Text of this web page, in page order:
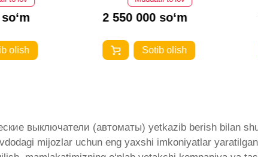
olish
2 550 000 so‘m
Sotib olish
выключатели (автоматы) yetkazib berish bilan
mijozlar uchun eng yaxshi imkoniyatlar